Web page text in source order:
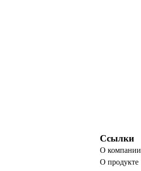
Ссылки
О компании
О продукте